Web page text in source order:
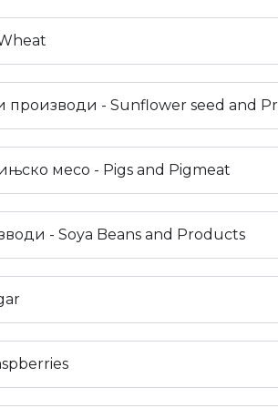
производи - Sunflower seed and
месо - Pigs and Pigmeat
- Soya Beans and Products